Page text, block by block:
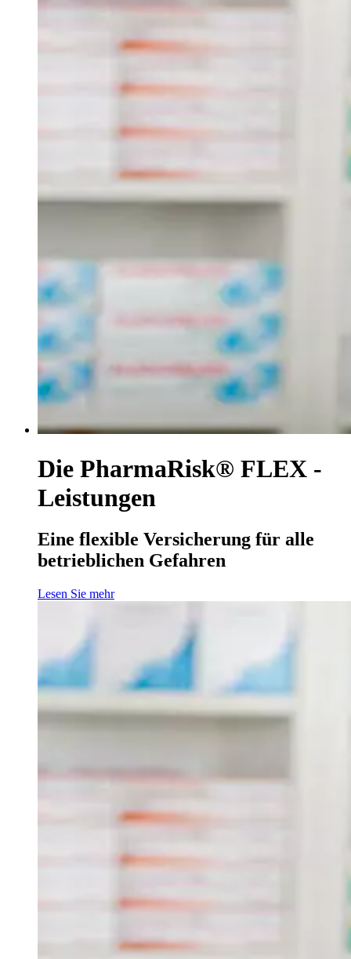
Die PharmaRisk® FLEX -
Leistungen
Eine flexible Versicherung für alle
betrieblichen Gefahren
Lesen Sie mehr